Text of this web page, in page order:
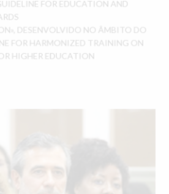
FOR EDUCATION AND
DESENVOLVIDO NO ÂMBITO DO
FOR HARMONIZED TRAINING ON
HIGHER EDUCATION